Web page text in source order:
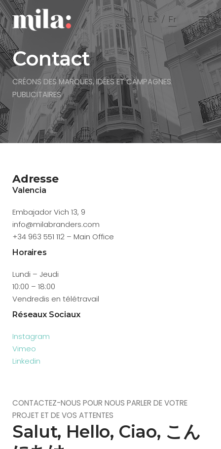
Skip
to
content
En Es Fr
Contact
CRÉONS DES MARQUES, IDÉES ET CAMPAGNES
PUBLICITAIRES
Adresse
Valencia
Embajador Vich 13, 9
info@milabranders.com
+34 963 551 112 – Main Office
Horaires
Lundi – Jeudi
10:00 – 18:00
Vendredis en télétravail
Réseaux Sociaux
Instagram
Vimeo
Linkedin
CONTACTEZ-NOUS POUR NOUS PARLER DE VOTRE
PROJET ET DE VOS ATTENTES
Salut, Hello, Ciao, こん